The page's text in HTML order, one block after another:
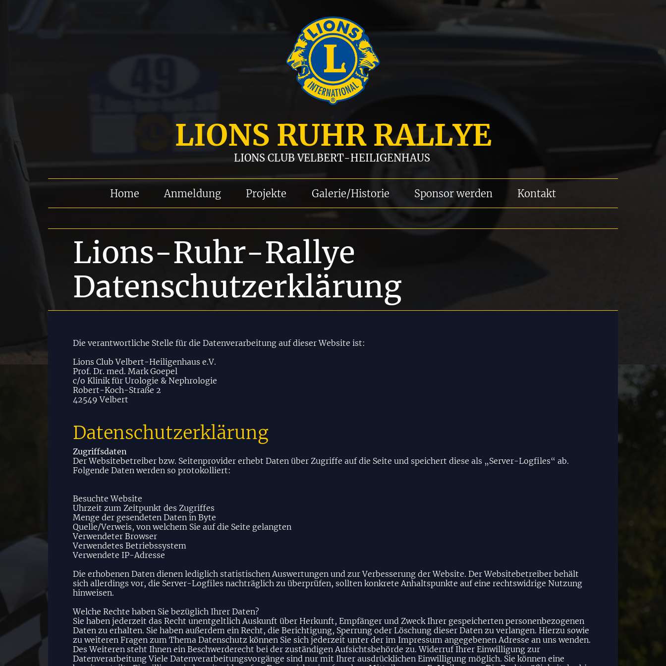
LIONS RUHR RALLYE
LIONS CLUB VELBERT-HEILIGENHAUS
Home Anmeldung Projekte Galerie/Historie Sponsor werden Kontakt
Lions-Ruhr-Rallye
Datenschutzerklärung
Die verantwortliche Stelle für die Datenverarbeitung auf dieser Website ist:
Lions Club Velbert-Heiligenhaus e.V.
Prof. Dr. med. Mark Goepel
c/o Klinik für Urologie & Nephrologie
Robert-Koch-Straße 2
42549 Velbert
Datenschutzerklärung
Zugriffsdaten
Der Websitebetreiber bzw. Seitenprovider erhebt Daten über Zugriffe auf die Seite und speichert diese als „Server-Logfiles“ ab.
Folgende Daten werden so protokolliert:
Besuchte Website
Uhrzeit zum Zeitpunkt des Zugriffes
Menge der gesendeten Daten in Byte
Quelle/Verweis, von welchem Sie auf die Seite gelangten
Verwendeter Browser
Verwendetes Betriebssystem
Verwendete IP-Adresse
Die erhobenen Daten dienen lediglich statistischen Auswertungen und zur Verbesserung der Website. Der Websitebetreiber behält
sich allerdings vor, die Server-Logfiles nachträglich zu überprüfen, sollten konkrete Anhaltspunkte auf eine rechtswidrige Nutzung
hinweisen.
Welche Rechte haben Sie bezüglich Ihrer Daten?
Sie haben jederzeit das Recht unentgeltlich Auskunft über Herkunft, Empfänger und Zweck Ihrer gespeicherten personenbezogenen
Daten zu erhalten. Sie haben außerdem ein Recht, die Berichtigung, Sperrung oder Löschung dieser Daten zu verlangen. Hierzu sowie
zu weiteren Fragen zum Thema Datenschutz können Sie sich jederzeit unter der im Impressum angegebenen Adresse an uns wenden.
Des Weiteren steht Ihnen ein Beschwerderecht bei der zuständigen Aufsichtsbehörde zu. Widerruf Ihrer Einwilligung zur
Datenverarbeitung Viele Datenverarbeitungsvorgänge sind nur mit Ihrer ausdrücklichen Einwilligung möglich. Sie können eine